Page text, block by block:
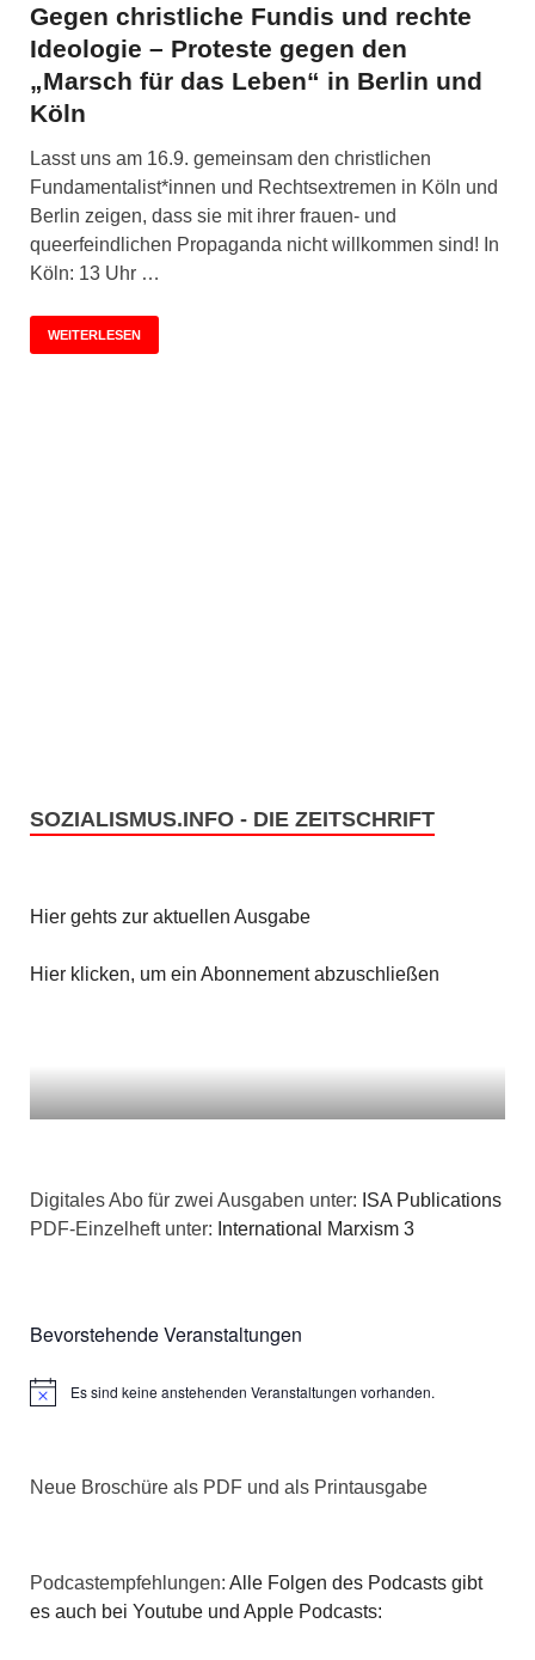
Gegen christliche Fundis und rechte
Ideologie – Proteste gegen den
„Marsch für das Leben“ in Berlin und
Köln
Lasst uns am 16.9. gemeinsam den christlichen
Fundamentalist*innen und Rechtsextremen in Köln und
Berlin zeigen, dass sie mit ihrer frauen- und
queerfeindlichen Propaganda nicht willkommen sind! In
Köln: 13 Uhr …
WEITERLESEN
SOZIALISMUS.INFO - DIE ZEITSCHRIFT
Hier gehts zur aktuellen Ausgabe
Hier klicken, um ein Abonnement abzuschließen
Digitales Abo für zwei Ausgaben unter: ISA Publications
PDF-Einzelheft unter: International Marxism 3
Bevorstehende Veranstaltungen
HinweisEs sind keine anstehenden Veranstaltungen vorhanden.
Neue Broschüre als PDF und als Printausgabe
Podcastempfehlungen: Alle Folgen des Podcasts gibt
es auch bei Youtube und Apple Podcasts: